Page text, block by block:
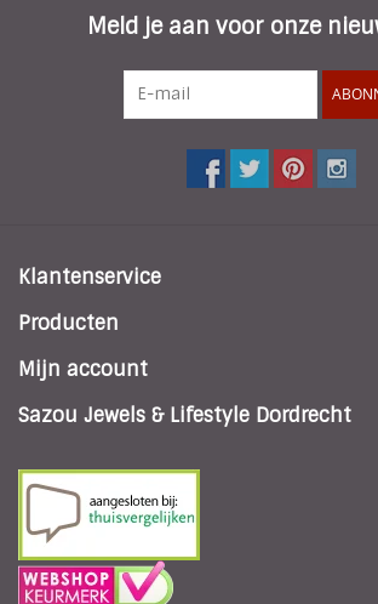
Meld je aan voor onze
Klantenservice
Producten
Mijn account
Sazou Jewels & Lifestyle Dordrecht